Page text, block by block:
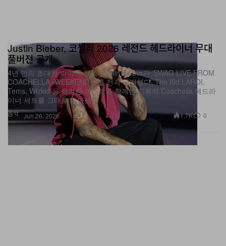
음악
Justin Bieber, 코첼라 2026 레전드 헤드라이너 무대
풀버전 공개
4년 만의 초대형 라이브 컴백! Justin Bieber가 ‘SWAG LIVE FROM
COACHELLA (WEEKEND I)’를 전격 공개했다. The Kid LAROI,
Tems, Wizkid 등 화려한 게스트와 함께한 기록적 Coachella 헤드라
이너 세트를 그대로 담아냈다.
Jun 26, 2026 1.7K 0